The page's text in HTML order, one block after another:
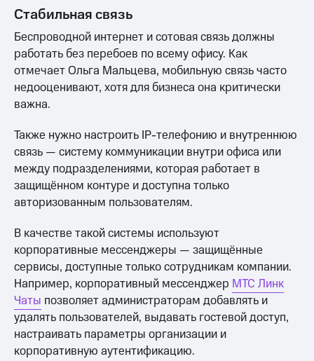
Стабильная связь
Беспроводной интернет и сотовая связь должны
работать без перебоев по всему офису. Как
отмечает Ольга Мальцева, мобильную связь часто
недооценивают, хотя для бизнеса она критически
важна.
Также нужно настроить IP-телефонию и внутреннюю
связь — систему коммуникации внутри офиса или
между подразделениями, которая работает в
защищённом контуре и доступна только
авторизованным пользователям.
В качестве такой системы используют
корпоративные мессенджеры — защищённые
сервисы, доступные только сотрудникам компании.
Например, корпоративный мессенджер МТС Линк
Чаты позволяет администраторам добавлять и
удалять пользователей, выдавать гостевой доступ,
настраивать параметры организации и
корпоративную аутентификацию.